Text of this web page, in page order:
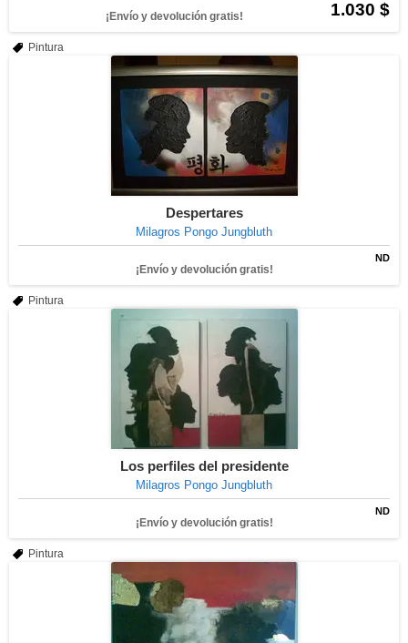
1.030 $
¡Envío y devolución gratis!
Pintura
Despertares
Milagros Pongo Jungbluth
ND
¡Envío y devolución gratis!
Pintura
Los perfiles del presidente
Milagros Pongo Jungbluth
ND
¡Envío y devolución gratis!
Pintura